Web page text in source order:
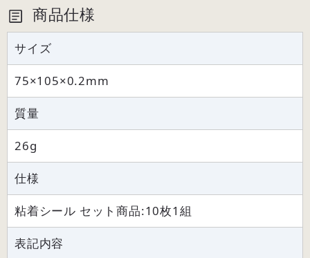
商品仕様
サイズ
75×105×0.2mm
質量
26g
仕様
粘着シール セット商品:10枚1組
表記内容